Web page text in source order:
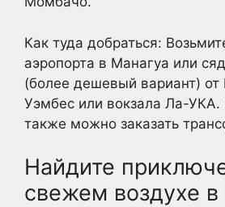
Как туда добраться:
аэропорта в Манагуа или
(более дешевый вариант)
Уэмбес или вокзала Ла-УКА.
также можно заказать
Найдите
свежем воздухе в